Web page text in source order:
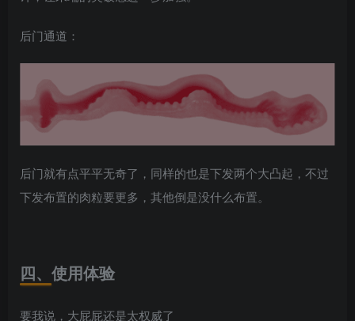
后门通道：
后门就有点平平无奇了，同样的也是下发两个大凸起，不过
下发布置的肉粒要更多，其他倒是没什么布置。
四、使用体验
要我说，大屁屁还是太权威了